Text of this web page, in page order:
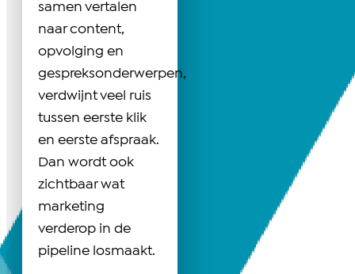
samen vertalen
naar content,
opvolging en
gespreksonderwerpen,
verdwijnt veel ruis
tussen eerste klik
en eerste afspraak.
Dan wordt ook
zichtbaar wat
marketing
verderop in de
pipeline losmaakt.